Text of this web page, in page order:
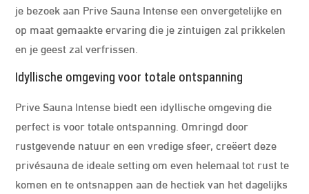
je bezoek aan Prive Sauna Intense een onvergetelijke en
op maat gemaakte ervaring die je zintuigen zal prikkelen
en je geest zal verfrissen.
Idyllische omgeving voor totale ontspanning
Prive Sauna Intense biedt een idyllische omgeving die
perfect is voor totale ontspanning. Omringd door
rustgevende natuur en een vredige sfeer, creëert deze
privésauna de ideale setting om even helemaal tot rust te
komen en te ontsnappen aan de hectiek van het dagelijks